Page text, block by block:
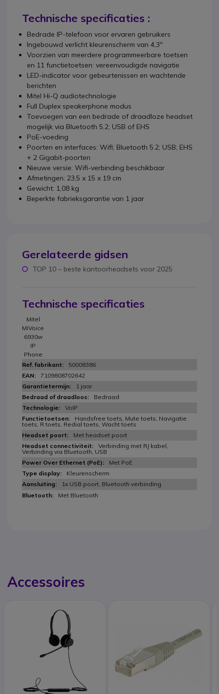
Technische specificaties :
Bedrade IP-telefoon voor ervaren gebruikers
Ingebouwd verlicht kleurenscherm van 4,3''
Voorzien van meerdere programmeerbare toetsen
en 11 functietoetsen: vereenvoudigde navigatie
LED-indicator voor gebeurtenissen en wachtende
berichten
Mitel Hi-Q audiotechnologie
Full Duplex speakerphone modus
Toevoegen van een bedrade of draadloze headset
mogelijk via Bluetooth 5.2; USB of EHS
PoE-voeding
Poorten en interfaces: Wifi; Bluetooth 5.2; USB; EHS
+ 2 Gigabit-poorten
Nieuwe versie: Wifi-verbinding beschikbaar
Afmetingen: 23,5 x 15 x 19 cm
Gewicht: 1,08 kg
Beperkte fabrieksgarantie van 1 jaar
Gerelateerde gidsen
TOP 10 – beste kantoorheadsets voor 2025
Technische specificaties
Mitel
MiVoice
6930w
IP
Phone
50008386
7109808702642
1 jaar
Bedraad
VoIP
Handsfree toets, Mute toets, Navigatie
toets, R toets, Redial toets, Wacht toets
Met headset poort
Verbinding met RJ kabel,
Verbinding via Bluetooth, USB
Met PoE
Kleurenscherm
1x USB poort, Bluetooth verbinding
Met Bluetooth
Accessoires